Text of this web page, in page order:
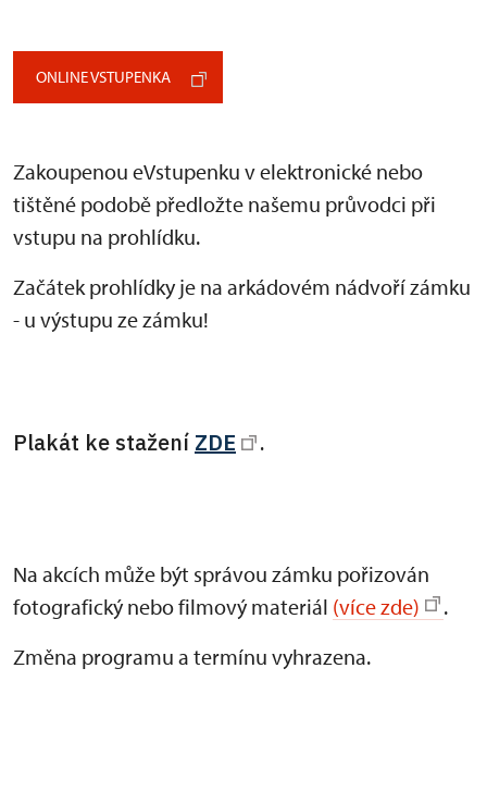
ONLINE VSTUPENKA
Zakoupenou eVstupenku v elektronické nebo
tištěné podobě předložte našemu průvodci při
vstupu na prohlídku.
Začátek prohlídky je na arkádovém nádvoří zámku
- u výstupu ze zámku!
Plakát ke stažení ZDE .
Na akcích může být správou zámku pořizován
fotografický nebo filmový materiál (více zde)
.
Změna programu a termínu vyhrazena.